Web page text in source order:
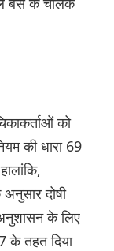
को
की धारा 69
दोषी
के लिए
के तहत दिया